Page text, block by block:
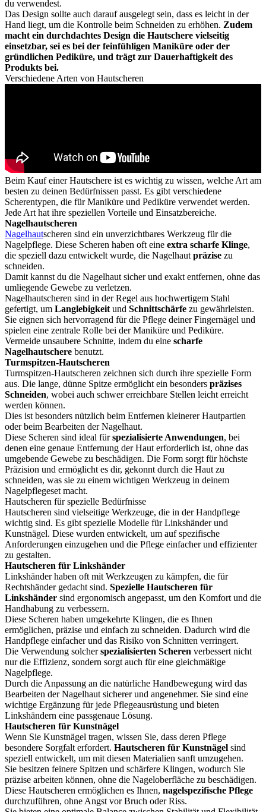
du verwendest.
Das Design sollte auch darauf ausgelegt sein, dass es leicht in der
Hand liegt, um die Kontrolle beim Schneiden zu erhöhen. Zudem
macht ein durchdachtes Design die Hautschere vielseitig
einsetzbar, sei es bei der feinfühligen Maniküre oder der
gründlichen Pediküre, und trägt zur Dauerhaftigkeit des
Produkts bei.
Verschiedene Arten von Hautscheren
Beim Kauf einer Hautschere ist es wichtig zu wissen, welche Art am
besten zu deinen Bedürfnissen passt. Es gibt verschiedene
Scherentypen, die für Maniküre und Pediküre verwendet werden.
Jede Art hat ihre speziellen Vorteile und Einsatzbereiche.
Nagelhautscheren
Nagelhautscheren sind ein unverzichtbares Werkzeug für die
Nagelpflege. Diese Scheren haben oft eine extra scharfe Klinge,
die speziell dazu entwickelt wurde, die Nagelhaut präzise zu
schneiden.
Damit kannst du die Nagelhaut sicher und exakt entfernen, ohne das
umliegende Gewebe zu verletzen.
Nagelhautscheren sind in der Regel aus hochwertigem Stahl
gefertigt, um Langlebigkeit und Schnittschärfe zu gewährleisten.
Sie eignen sich hervorragend für die Pflege deiner Fingernägel und
spielen eine zentrale Rolle bei der Maniküre und Pediküre.
Vermeide unsaubere Schnitte, indem du eine scharfe
Nagelhautschere benutzt.
Turmspitzen-Hautscheren
Turmspitzen-Hautscheren zeichnen sich durch ihre spezielle Form
aus. Die lange, dünne Spitze ermöglicht ein besonders präzises
Schneiden, wobei auch schwer erreichbare Stellen leicht erreicht
werden können.
Dies ist besonders nützlich beim Entfernen kleinerer Hautpartien
oder beim Bearbeiten der Nagelhaut.
Diese Scheren sind ideal fürspezialisierte Anwendungen, bei
denen eine genaue Entfernung der Haut erforderlich ist, ohne das
umgebende Gewebe zu beschädigen. Die Form sorgt für höchste
Präzision und ermöglicht es dir, gekonnt durch die Haut zu
schneiden, was sie zu einem wichtigen Werkzeug in deinem
Nagelpflegeset macht.
Hautscheren für spezielle Bedürfnisse
Hautscheren sind vielseitige Werkzeuge, die in der Handpflege
wichtig sind. Es gibt spezielle Modelle für Linkshänder und
Kunstnägel. Diese wurden entwickelt, um auf spezifische
Anforderungen einzugehen und die Pflege einfacher und effizienter
zu gestalten.
Hautscheren für Linkshänder
Linkshänder haben oft mit Werkzeugen zu kämpfen, die für
Rechtshänder gedacht sind. Spezielle Hautscheren für
Linkshänder sind ergonomisch angepasst, um den Komfort und die
Handhabung zu verbessern.
Diese Scheren haben umgekehrte Klingen, die es Ihnen
ermöglichen, präzise und einfach zu schneiden. Dadurch wird die
Handpflege einfacher und das Risiko von Schnitten verringert.
Die Verwendung solcherspezialisierten Scheren verbessert nicht
nur die Effizienz, sondern sorgt auch für eine gleichmäßige
Nagelpflege.
Durch die Anpassung an die natürliche Handbewegung wird das
Bearbeiten der Nagelhaut sicherer und angenehmer. Sie sind eine
wichtige Ergänzung für jede Pflegeausrüstung und bieten
Linkshändern eine passgenaue Lösung.
Hautscheren für Kunstnägel
Wenn Sie Kunstnägel tragen, wissen Sie, dass deren Pflege
besondere Sorgfalt erfordert. Hautscheren für Kunstnägel sind
speziell entwickelt, um mit diesen Materialien sanft umzugehen.
Sie besitzen feinere Spitzen und schärfere Klingen, wodurch Sie
präzise arbeiten können, ohne die Nageloberfläche zu beschädigen.
Diese Hautscheren ermöglichen es Ihnen, nagelspezifische Pflege
durchzuführen, ohne Angst vor Bruch oder Riss.